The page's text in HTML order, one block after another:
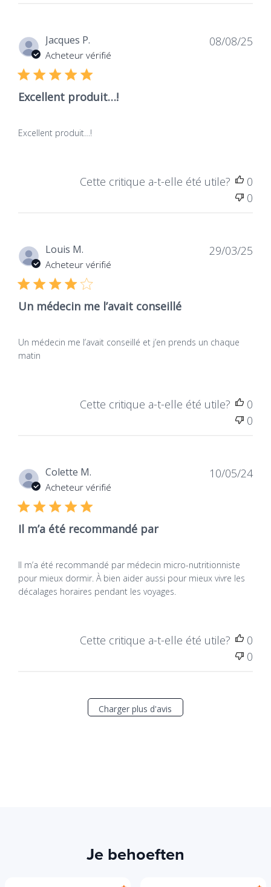
Jacques P.
Acheteur vérifié
Excellent produit…!
Excellent produit…!
08/08/25
Cette critique a-t-elle été utile?
0
0
Louis M.
Acheteur vérifié
Un médecin me l’avait conseillé
Un médecin me l’avait conseillé et j’en prends un chaque
matin
29/03/25
Cette critique a-t-elle été utile?
0
0
Colette M.
Acheteur vérifié
Il m’a été recommandé par
Il m’a été recommandé par médecin micro-nutritionniste
pour mieux dormir. À bien aider aussi pour mieux vivre les
décalages horaires pendant les voyages.
10/05/24
Cette critique a-t-elle été utile?
0
0
Charger plus d'avis
Je behoeften